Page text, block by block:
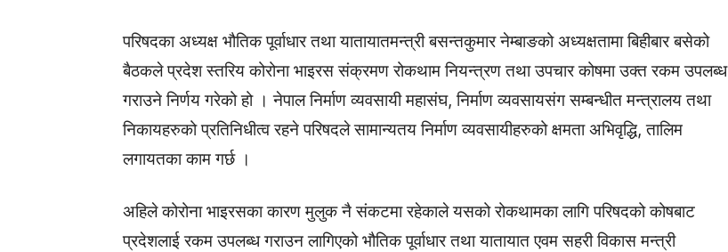
परिषदका अध्यक्ष भौतिक पूर्वाधार तथा यातायातमन्त्री बसन्तकुमार नेम्बाङको अध्यक्षतामा बिहीबार बसेको
बैठकले प्रदेश स्तरिय कोरोना भाइरस संक्रमण रोकथाम नियन्त्रण तथा उपचार कोषमा उक्त रकम उपलब्ध
गराउने निर्णय गरेको हो । नेपाल निर्माण व्यवसायी महासंघ, निर्माण व्यवसायसंग सम्बन्धीत मन्त्रालय तथा
निकायहरुको प्रतिनिधीत्व रहने परिषदले सामान्यतय निर्माण व्यवसायीहरुको क्षमता अभिवृद्धि, तालिम
लगायतका काम गर्छ ।
अहिले कोरोना भाइरसका कारण मुलुक नै संकटमा रहेकाले यसको रोकथामका लागि परिषदको कोषबाट
प्रदेशलाई रकम उपलब्ध गराउन लागिएको भौतिक पूर्वाधार तथा यातायात एवम सहरी विकास मन्त्री